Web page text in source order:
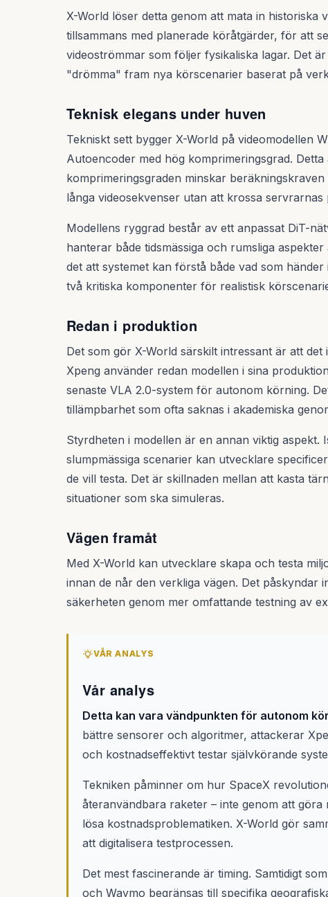
X-World löser detta genom att mata in
tillsammans med planerade köråtgärder, för att
videoströmmar som följer fysikaliska lagar. Det
"drömma" fram nya körscenarier baserat på
Teknisk elegans under huven
Tekniskt sett bygger X-World på videomodellen
Autoencoder med hög komprimeringsgrad.
komprimeringsgraden minskar
långa videosekvenser utan att krossa
Modellens ryggrad består av ett anpassat DiT-
hanterar både tidsmässiga och rumsliga
det att systemet kan förstå både vad som
två kritiska komponenter för realistisk
Redan i produktion
Det som gör X-World särskilt intressant är att
Xpeng använder redan modellen i sina
senaste VLA 2.0-system för autonom körning.
tillämpbarhet som ofta saknas i akademiska
Styrdheten i modellen är en annan viktig aspekt.
slumpmässiga scenarier kan utvecklare
de vill testa. Det är skillnaden mellan att kasta
situationer som ska simuleras.
Vägen framåt
Med X-World kan utvecklare skapa och testa
innan de når den verkliga vägen. Det påskyndar
säkerheten genom mer omfattande testning av
VÅR ANALYS
Vår analys
Detta kan vara vändpunkten för autonom
bättre sensorer och algoritmer, attackerar
och kostnadseffektivt testar självkörande
Tekniken påminner om hur SpaceX
återanvändbara raketer – inte genom att
lösa kostnadsproblematiken. X-World gör
att digitalisera testprocessen.
Det mest fascinerande är timing. Samtidigt
och Waymo begränsas till specifika